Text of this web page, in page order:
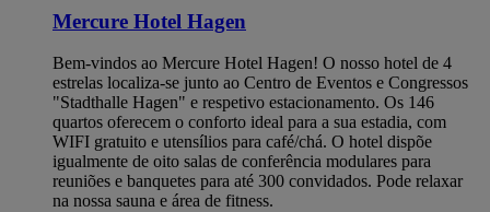
Mercure Hotel Hagen
Bem-vindos ao Mercure Hotel Hagen! O nosso hotel de 4
estrelas localiza-se junto ao Centro de Eventos e Congressos
"Stadthalle Hagen" e respetivo estacionamento. Os 146
quartos oferecem o conforto ideal para a sua estadia, com
WIFI gratuito e utensílios para café/chá. O hotel dispõe
igualmente de oito salas de conferência modulares para
reuniões e banquetes para até 300 convidados. Pode relaxar
na nossa sauna e área de fitness.